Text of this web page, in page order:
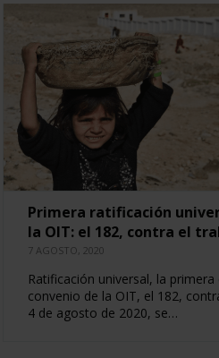
Primera ratificación
la OIT: el 182, contra el
7 AGOSTO, 2020
Ratificación universal, la
convenio de la OIT, el 182,
4 de agosto de 2020, se…